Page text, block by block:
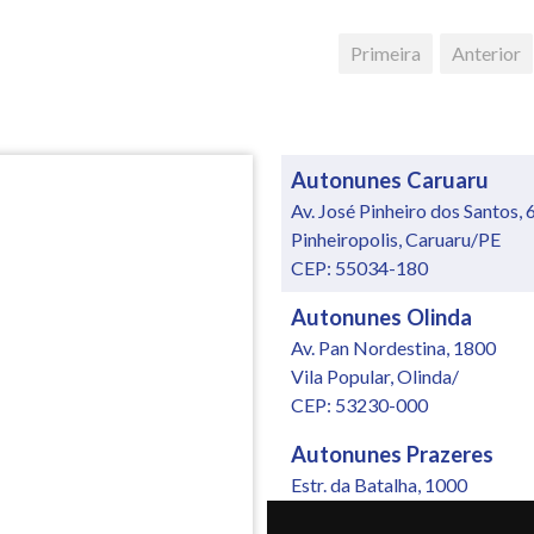
Primeira Anterior
Autonunes Caruaru
Av. José Pinheiro dos Santos,
Pinheiropolis, Caruaru/PE
CEP: 55034-180
Autonunes Olinda
Av. Pan Nordestina, 1800
Vila Popular, Olinda/
CEP: 53230-000
Autonunes Prazeres
Estr. da Batalha, 1000